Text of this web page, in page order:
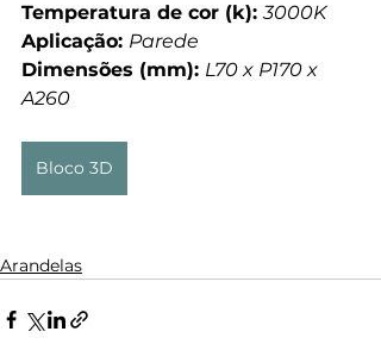
Temperatura de cor (k): 3000K
Aplicação: Parede
Dimensões (mm): L70 x P170 x
A260
Bloco 3D
Arandelas